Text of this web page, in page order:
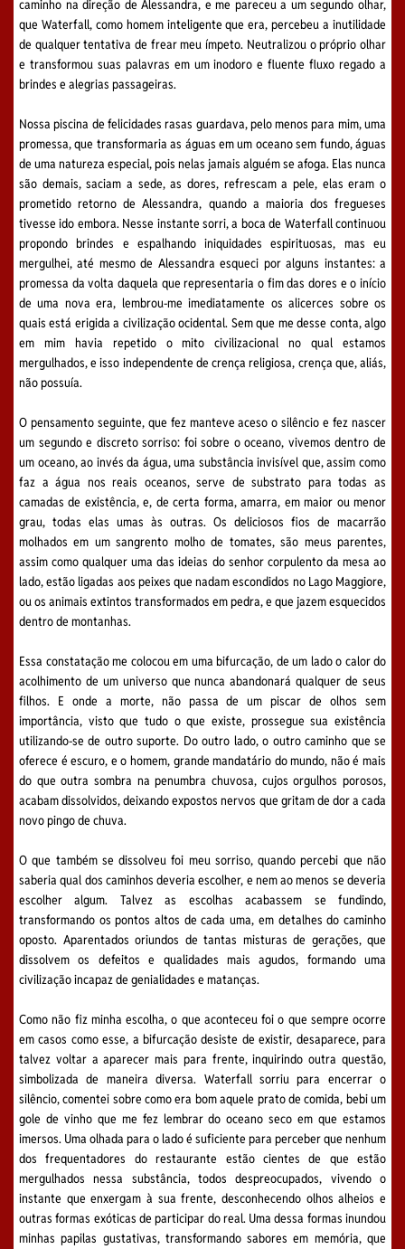
caminho na direção de Alessandra, e me pareceu a um segundo olhar,
que Waterfall, como homem inteligente que era, percebeu a inutilidade
de qualquer tentativa de frear meu ímpeto. Neutralizou o próprio olhar
e transformou suas palavras em um inodoro e fluente fluxo regado a
brindes e alegrias passageiras.
Nossa piscina de felicidades rasas guardava, pelo menos para mim, uma
promessa, que transformaria as águas em um oceano sem fundo, águas
de uma natureza especial, pois nelas jamais alguém se afoga. Elas nunca
são demais, saciam a sede, as dores, refrescam a pele, elas eram o
prometido retorno de Alessandra, quando a maioria dos fregueses
tivesse ido embora. Nesse instante sorri, a boca de Waterfall continuou
propondo brindes e espalhando iniquidades espirituosas, mas eu
mergulhei, até mesmo de Alessandra esqueci por alguns instantes: a
promessa da volta daquela que representaria o fim das dores e o início
de uma nova era, lembrou-me imediatamente os alicerces sobre os
quais está erigida a civilização ocidental. Sem que me desse conta, algo
em mim havia repetido o mito civilizacional no qual estamos
mergulhados, e isso independente de crença religiosa, crença que, aliás,
não possuía.
O pensamento seguinte, que fez manteve aceso o silêncio e fez nascer
um segundo e discreto sorriso: foi sobre o oceano, vivemos dentro de
um oceano, ao invés da água, uma substância invisível que, assim como
faz a água nos reais oceanos, serve de substrato para todas as
camadas de existência, e, de certa forma, amarra, em maior ou menor
grau, todas elas umas às outras. Os deliciosos fios de macarrão
molhados em um sangrento molho de tomates, são meus parentes,
assim como qualquer uma das ideias do senhor corpulento da mesa ao
lado, estão ligadas aos peixes que nadam escondidos no Lago Maggiore,
ou os animais extintos transformados em pedra, e que jazem esquecidos
dentro de montanhas.
Essa constatação me colocou em uma bifurcação, de um lado o calor do
acolhimento de um universo que nunca abandonará qualquer de seus
filhos. E onde a morte, não passa de um piscar de olhos sem
importância, visto que tudo o que existe, prossegue sua existência
utilizando-se de outro suporte. Do outro lado, o outro caminho que se
oferece é escuro, e o homem, grande mandatário do mundo, não é mais
do que outra sombra na penumbra chuvosa, cujos orgulhos porosos,
acabam dissolvidos, deixando expostos nervos que gritam de dor a cada
novo pingo de chuva.
O que também se dissolveu foi meu sorriso, quando percebi que não
saberia qual dos caminhos deveria escolher, e nem ao menos se deveria
escolher algum. Talvez as escolhas acabassem se fundindo,
transformando os pontos altos de cada uma, em detalhes do caminho
oposto. Aparentados oriundos de tantas misturas de gerações, que
dissolvem os defeitos e qualidades mais agudos, formando uma
civilização incapaz de genialidades e matanças.
Como não fiz minha escolha, o que aconteceu foi o que sempre ocorre
em casos como esse, a bifurcação desiste de existir, desaparece, para
talvez voltar a aparecer mais para frente, inquirindo outra questão,
simbolizada de maneira diversa. Waterfall sorriu para encerrar o
silêncio, comentei sobre como era bom aquele prato de comida, bebi um
gole de vinho que me fez lembrar do oceano seco em que estamos
imersos. Uma olhada para o lado é suficiente para perceber que nenhum
dos frequentadores do restaurante estão cientes de que estão
mergulhados nessa substância, todos despreocupados, vivendo o
instante que enxergam à sua frente, desconhecendo olhos alheios e
outras formas exóticas de participar do real. Uma dessa formas inundou
minhas papilas gustativas, transformando sabores em memória, que